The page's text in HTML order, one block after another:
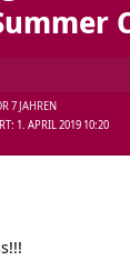
1. APRIL 2019 10:20
7 JAHREN